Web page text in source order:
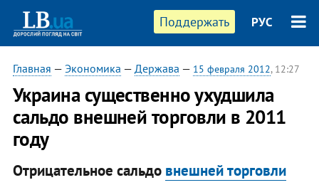
Поддержать РУС
Главная — Экономика — Держава — 15 февраля 2012, 12:27
Украина существенно ухудшила
сальдо внешней торговли в 2011
году
Отрицательное сальдо внешней торговли